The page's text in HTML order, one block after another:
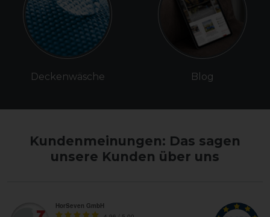
Deckenwäsche Blog
Kundenmeinungen: Das sagen
unsere Kunden über uns